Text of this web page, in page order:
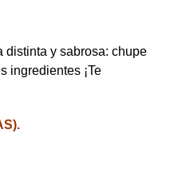
distinta y sabrosa: chupe
ingredientes ¡Te